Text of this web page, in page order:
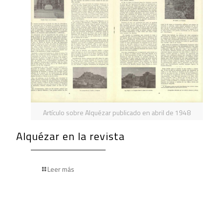
Artículo sobre Alquézar publicado en abril de 1948
Alquézar en la revista
Leer más